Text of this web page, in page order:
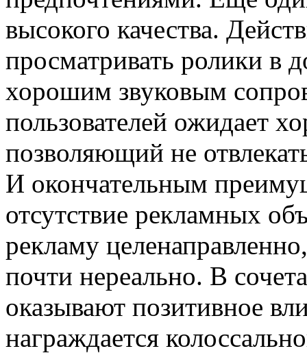
высокого качества.
просматривать ролики в
хорошим звуковым
пользователей ожидает
позволяющий не
И окончательным
отсутствие рекламных
рекламу
почти нереально. В
оказывают позитивное
награждается